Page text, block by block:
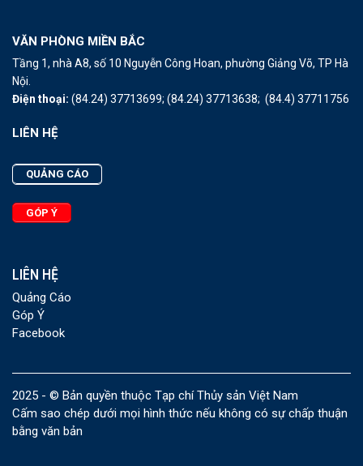
VĂN PHÒNG MIỀN BẮC
Tầng 1, nhà A8, số 10 Nguyễn Công Hoan, phường Giảng Võ, TP Hà
Nội.
Điện thoại: (84.24) 37713699; (84.24) 37713638; (84.4) 37711756
LIÊN HỆ
QUẢNG CÁO
GÓP Ý
LIÊN HỆ
Quảng Cáo
Góp Ý
Facebook
2025 - © Bản quyền thuộc Tạp chí Thủy sản Việt Nam
Cấm sao chép dưới mọi hình thức nếu không có sự chấp thuận
bằng văn bản